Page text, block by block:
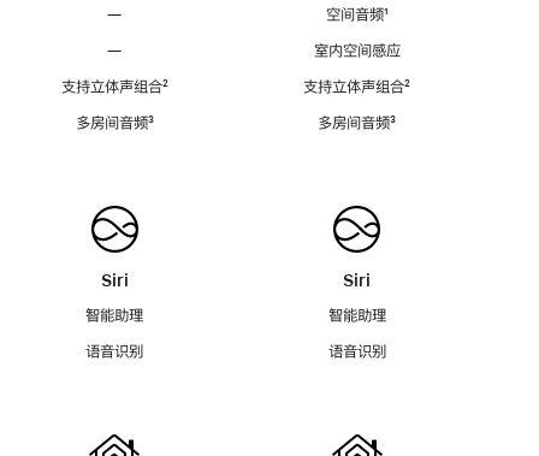
—
—
支持立体声组合脚
²
多房间音频脚
³
Siri
智能助理
语音识别
空间音频脚
¹
室内空间感应
支持立体声组合脚
²
多房间音频脚
³
Siri
智能助理
语音识别